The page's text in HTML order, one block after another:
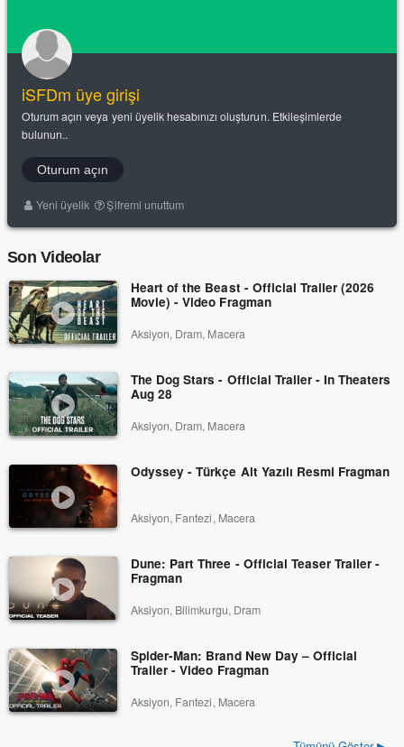
iSFDm üye girişi
Oturum açın veya yeni üyelik hesabınızı oluşturun. Etkileşimlerde
bulunun..
Oturum açın
Yeni üyelik Şifremi unuttum
Son Videolar
Heart of the Beast - Official Trailer (2026
Movie) - Video Fragman
Aksiyon, Dram, Macera
The Dog Stars - Official Trailer - In Theaters
Aug 28
Aksiyon, Dram, Macera
Odyssey - Türkçe Alt Yazılı Resmi Fragman
Aksiyon, Fantezi, Macera
Dune: Part Three - Official Teaser Trailer -
Fragman
Aksiyon, Bilimkurgu, Dram
Spider-Man: Brand New Day – Official
Trailer - Video Fragman
Aksiyon, Fantezi, Macera